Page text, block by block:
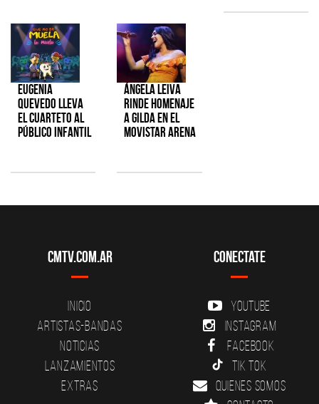
Eugenia
Quevedo lleva
el cuarteto al
público infantil
Ángela Leiva
rinde homenaje
a Gilda en el
Movistar Arena
CMTV.com.ar
Inicio
Artistas-Bandas
Noticias
Lanzamientos
Extras
Conectate
YouTube
Instagram
Facebook
Tik Tok
Quienes somos